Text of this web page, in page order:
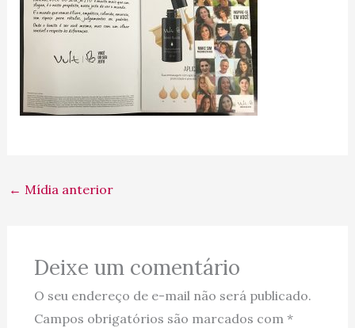
← Mídia anterior
Deixe um comentário
O seu endereço de e-mail não será publicado.
Campos obrigatórios são marcados com *